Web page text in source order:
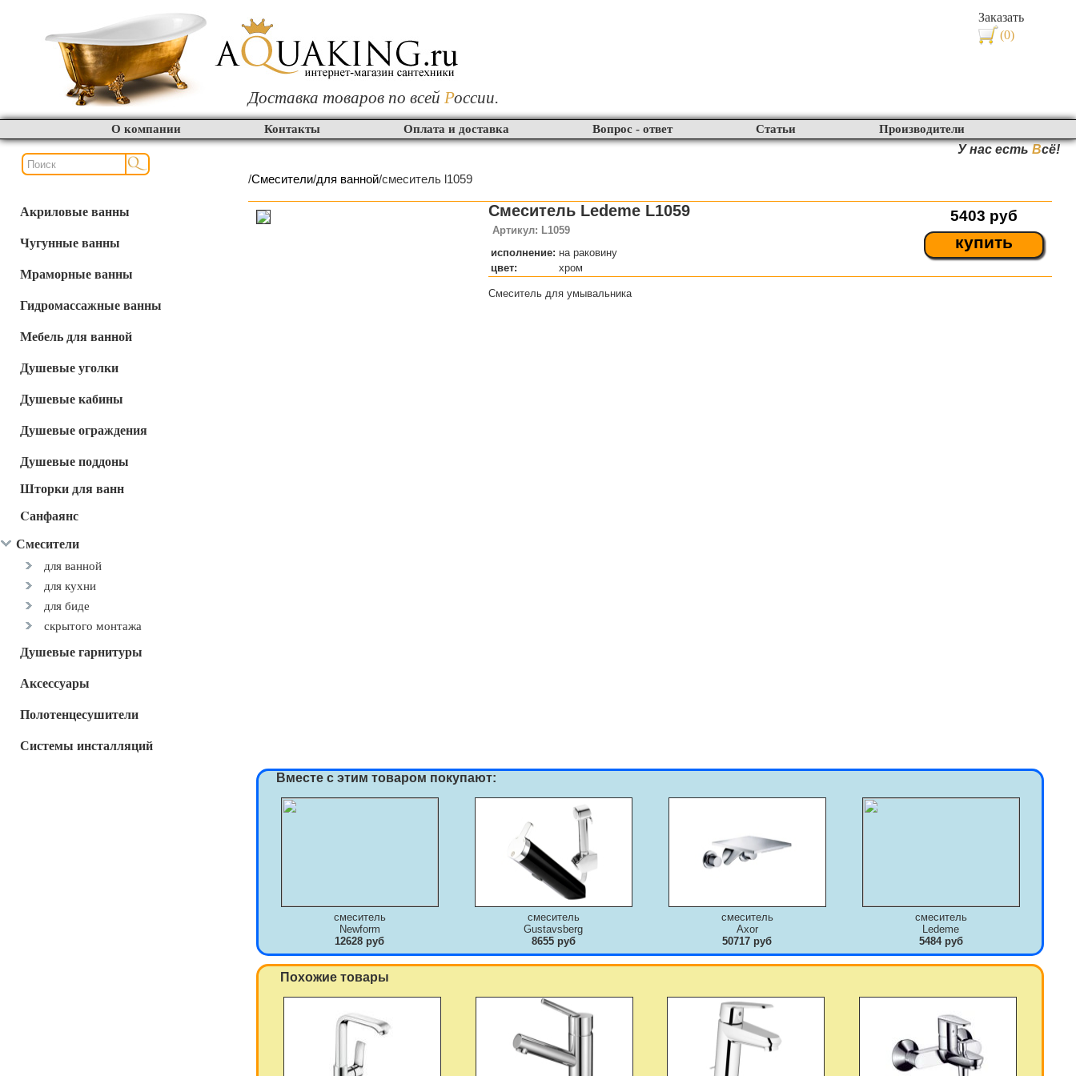
Заказать
(0)
Доставка товаров по всей России.
О компании Контакты Оплата и доставка Вопрос - ответ Статьи Производители
У нас есть Всё!
Акриловые ванны
Чугунные ванны
Мраморные ванны
Гидромассажные ванны
Мебель для ванной
Душевые уголки
Душевые кабины
Душевые ограждения
Душевые поддоны
Шторки для ванн
Cанфаянс
Смесители
для ванной
для кухни
для биде
скрытого монтажа
Душевые гарнитуры
Аксессуары
Полотенцесушители
Системы инсталляций
/Смесители/для ванной/смеситель l1059
5403 руб
купить
Смеситель Ledeme L1059
Артикул: L1059
исполнение: на раковину
цвет:
хром
Смеситель для умывальника
Вместе с этим товаром покупают:
смеситель
Newform
12628 руб
смеситель
Gustavsberg
8655 руб
смеситель
Axor
50717 руб
смеситель
Ledeme
5484 руб
Похожие товары